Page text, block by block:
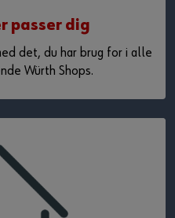
passer dig
det, du har brug for i alle
Würth Shops.